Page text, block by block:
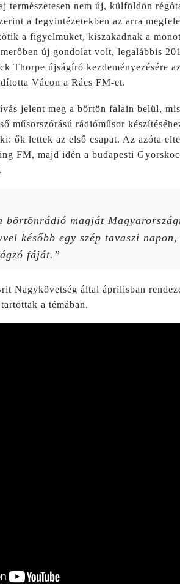
természetesen nem új, külföldön
a fegyintézetekben az arra
a figyelmüket, kiszakadnak a
új gondolat volt, legalábbis
Thorpe újságíró kezdeményezésére
Vácon a Rács FM-et.
jelent meg a börtön falain belül,
műsorszórású rádióműsor
ők lettek az első csapat. Az azóta
FM, majd idén a budapesti
börtönrádió magját
később egy szép tavaszi
fáját.”
Nagykövetség által áprilisban
a témában.